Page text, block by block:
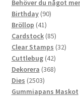
Behöver du något
Birthday 9090
Bröllop 4141
produkter
Cardstock 8585
produkter
Clear Stamps 3232
Cuttlebug 4242
produkter
Dekorera 368368
Dies 25032503
produkter
Gummiapans Maskot